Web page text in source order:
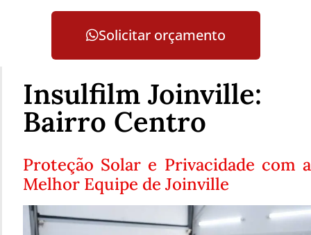
Solicitar orçamento
Insulfilm Joinville:
Bairro Centro
Proteção Solar e Privacidade com a
Melhor Equipe de Joinville